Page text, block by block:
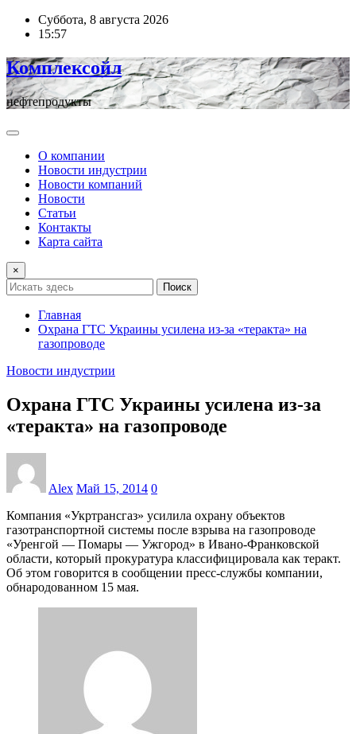
ПерейтиСуббота, 8 августа 2026
15:57
Комплексойл
нефтепродукты
О компании
Новости индустрии
Новости компаний
Новости
Статьи
Контакты
Карта сайта
×
Поиск
Главная
Охрана ГТС Украины усилена из-за «теракта» на
газопроводе
Новости индустрии
Охрана ГТС Украины усилена из-за
«теракта» на газопроводе
Alex Май 15, 2014 0
Компания «Укртрансгаз» усилила охрану объектов
газотранспортной системы после взрыва на газопроводе
«Уренгой — Помары — Ужгород» в Ивано-Франковской
области, который прокуратура классифицировала как теракт.
Об этом говорится в сообщении пресс-службы компании,
обнародованном 15 мая.